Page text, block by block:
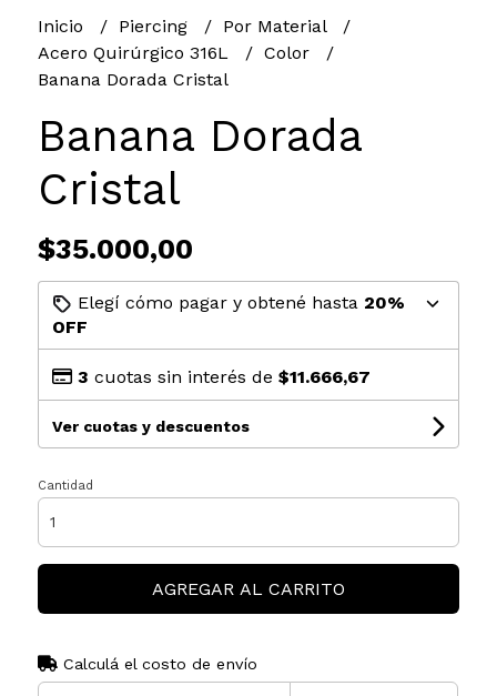
Inicio Piercing
Por Material
Acero Quirúrgico 316L
Color
Banana Dorada Cristal
Banana Dorada
Cristal
$35.000,00
Elegí cómo pagar y obtené hasta 20%
OFF
3 cuotas sin interés de $11.666,67
Ver cuotas y descuentos
Cantidad
AGREGAR AL CARRITO
Calculá el costo de envío